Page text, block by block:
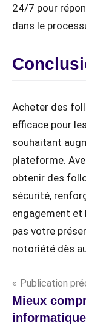
24/7 pour
dans le
Acheter des
efficace pour
souhaitant
plateforme.
obtenir des
sécurité,
engagement et
pas votre
notoriété dès
de
Publication
Mieux
informatique